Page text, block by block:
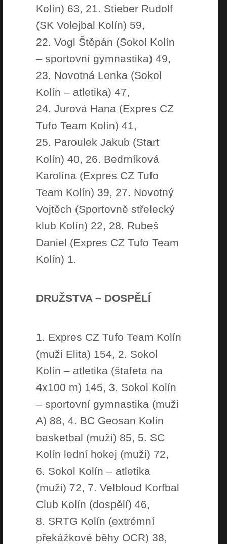
Kolín) 63, 21. Stieber Rudolf
(SK Volejbal Kolín) 59,
22. Vogl Štěpán (Sokol Kolín
– sportovní gymnastika) 49,
23. Novotná Lenka (Sokol
Kolín – atletika) 47,
24. Jurová Hana (Expres CZ
Tufo Team Kolín) 41,
25. Paroulek Jakub (Start
Kolín) 40, 26. Bedrníková
Karolína (Expres CZ Tufo
Team Kolín) 39, 27. Novotný
Vojtěch (Sportovně střelecký
klub Kolín) 22, 28. Rubeš
Daniel (Expres CZ Tufo Team
Kolín) 1.
DRUŽSTVA – DOSPĚLÍ
1. Expres CZ Tufo Team Kolín
(muži Elita) 154, 2. Sokol
Kolín – atletika (štafeta na
4x100 m) 145, 3. Sokol Kolín
– sportovní gymnastika (muži
A) 88, 4. BC Geosan Kolín
basketbal (muži) 85, 5. SC
Kolín lední hokej (muži) 72,
6. Sokol Kolín – atletika
(muži) 72, 7. Velbloud Korfbal
Club Kolín (dospělí) 46,
8. SRTG Kolín (extrémní
překážkové běhy OCR) 38,